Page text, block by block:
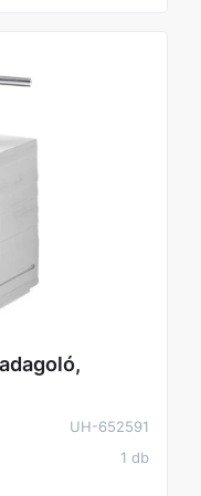
UH-652591
1 db